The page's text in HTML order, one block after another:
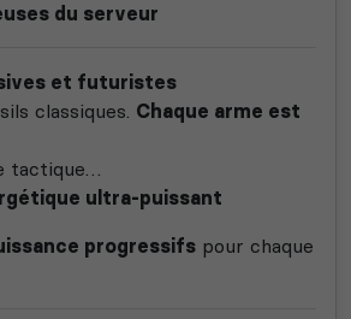
du serveur
et futuristes
classiques. Chaque arme est
tactique…
ultra-puissant
progressifs pour chaque